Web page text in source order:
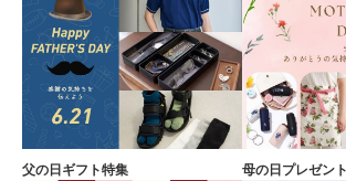
父の日ギフト特集 母の日プレゼン